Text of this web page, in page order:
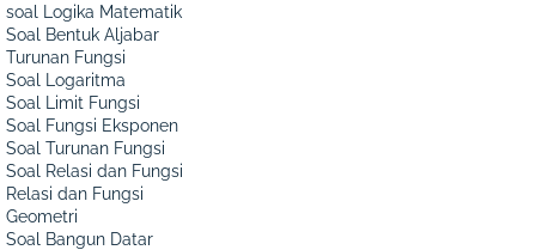
soal Logika Matematik
Soal Bentuk Aljabar
Turunan Fungsi
Soal Logaritma
Soal Limit Fungsi
Soal Fungsi Eksponen
Soal Turunan Fungsi
Soal Relasi dan Fungsi
Relasi dan Fungsi
Geometri
Soal Bangun Datar